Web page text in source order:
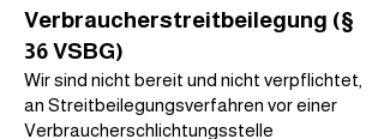
Verbraucherstreitbeilegung (§
36 VSBG)
Wir sind nicht bereit und nicht verpflichtet,
an Streitbeilegungsverfahren vor einer
Verbraucherschlichtungsstelle